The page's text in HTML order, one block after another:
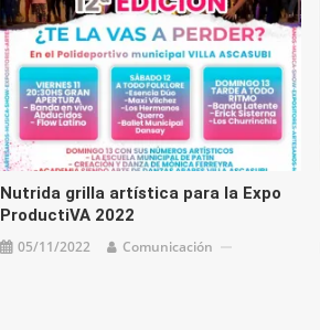
Nutrida grilla artística para la Expo
ProductiVA 2022
05/11/2022 Comunicación